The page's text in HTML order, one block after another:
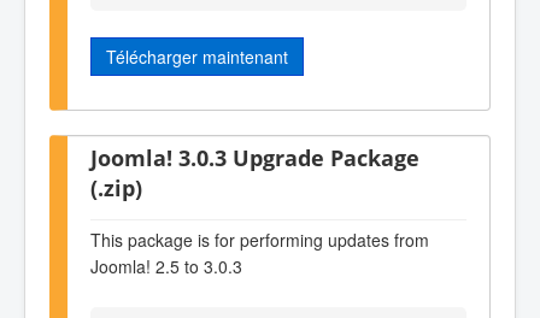
Télécharger maintenant
Joomla! 3.0.3 Upgrade Package
(.zip)
This package is for performing updates from
Joomla! 2.5 to 3.0.3